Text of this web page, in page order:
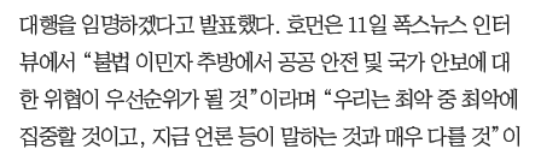
대행을 임명하겠다고 발표했다. 호먼은 11일 폭스뉴스 인터
뷰에서 “불법 이민자 추방에서 공공 안전 및 국가 안보에 대
한 위협이 우선순위가 될 것”이라며 “우리는 최악 중 최악에
집중할 것이고, 지금 언론 등이 말하는 것과 매우 다를 것”이